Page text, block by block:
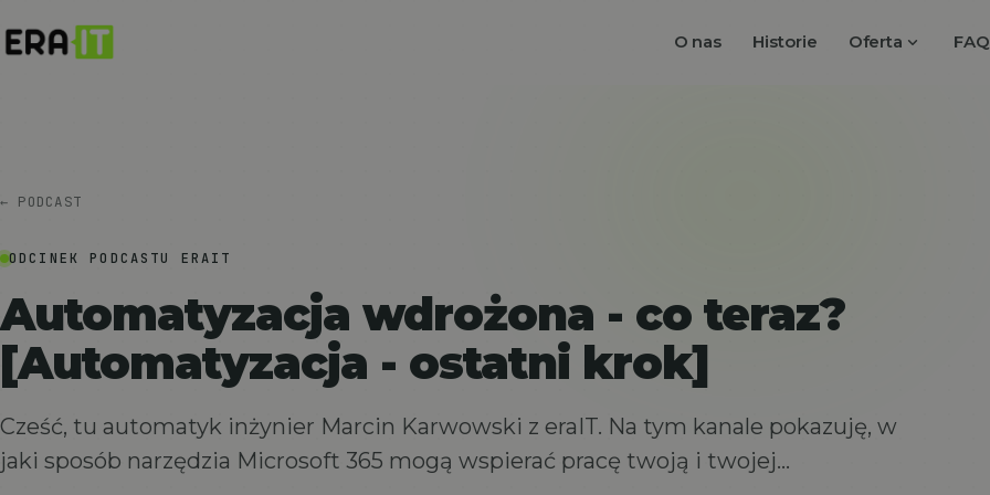
O nas Historie Oferta expand_more FAQ
← PODCAST
ODCINEK PODCASTU ERAIT
Automatyzacja wdrożona - co teraz?
[Automatyzacja - ostatni krok]
Cześć, tu automatyk inżynier Marcin Karwowski z eraIT. Na tym kanale pokazuję, w
jaki sposób narzędzia Microsoft 365 mogą wspierać pracę twoją i twojej…